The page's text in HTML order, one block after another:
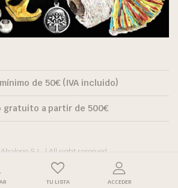
de 50€ (IVA incluido)
gratuito a partir de 500€
S.L. | All right reserved.
TU LISTA ACCEDER